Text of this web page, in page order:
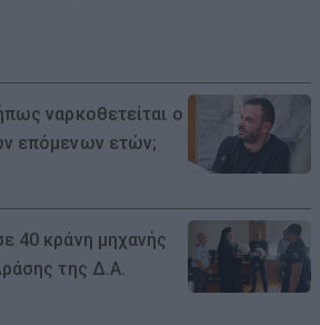
ναρκοθετείται ο
επόμενων ετών;
40 κράνη μηχανής
της Δ.Α.